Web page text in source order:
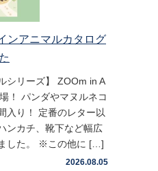
ンアニマルカタログ
シリーズ】 ZOOm in A
！ パンダやマヌルネコ
入り！ 定番のレター以
ンカチ、靴下など幅広
した。 ※この他に […]
2026.08.05